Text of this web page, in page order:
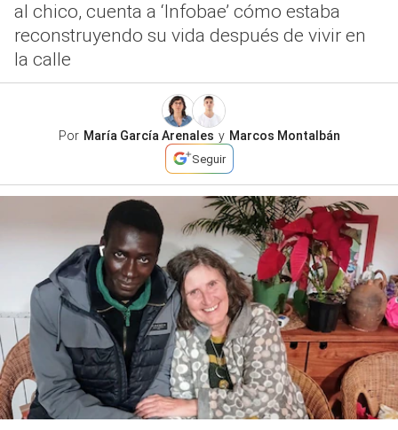
al chico, cuenta a ‘Infobae’ cómo estaba
reconstruyendo su vida después de vivir en
la calle
Por María García Arenales y Marcos Montalbán
Seguir